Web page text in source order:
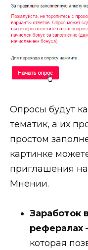
Опросы будут
тематик, а их
простом
картинке
приглашения
Мнении.
Заработок
рефералах
которая